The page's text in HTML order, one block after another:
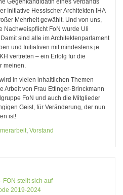
Gegenkandidatin eines Verbands
Initiative Hessischer Architekten IHA
Mehrheit gewählt. Und von uns,
Nachweispflicht FoN wurde Uli
sind alle im Architektenparlament
und Initiativen mit mindestens je
vertreten – ein Erfolg für die
meinen.
in vielen inhaltlichen Themen
Arbeit von Frau Ettinger-Brinckmann
FoN und auch die Mitglieder
Geist, für Veränderung, der nun
ist!
, Vorstand
FON stellt sich auf
2019-2024